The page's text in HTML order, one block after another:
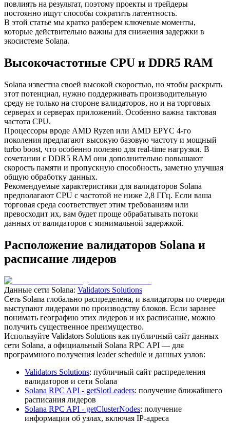
повлиять на результат, поэтому проекты и трейдеры
постоянно ищут способы сократить латентность.
В этой статье мы кратко разберем ключевые моменты,
которые действительно важны для снижения задержки в
экосистеме Solana.
Высокочастотные CPU и DDR5 RAM
Solana известна своей высокой скоростью, но чтобы раскрыть
этот потенциал, нужно поддерживать производительную
среду не только на стороне валидаторов, но и на торговых
серверах и серверах приложений. Особенно важна тактовая
частота CPU.
Процессоры вроде AMD Ryzen или AMD EPYC 4-го
поколения предлагают высокую базовую частоту и мощный
turbo boost, что особенно полезно для real-time нагрузки. В
сочетании с DDR5 RAM они дополнительно повышают
скорость памяти и пропускную способность, заметно улучшая
общую обработку данных.
Рекомендуемые характеристики для валидаторов Solana
предполагают CPU с частотой не ниже 2,8 ГГц. Если ваша
торговая среда соответствует этим требованиям или
превосходит их, вам будет проще обрабатывать потоки
данных от валидаторов с минимальной задержкой.
Расположение валидаторов Solana и
расписание лидеров
Данные сети Solana: Validators Solutions
Сеть Solana глобально распределена, и валидаторы по очереди
выступают лидерами по производству блоков. Если заранее
понимать географию этих лидеров и их расписание, можно
получить существенное преимущество.
Используйте Validators Solutions как публичный сайт данных
сети Solana, а официальный Solana RPC API — для
программного получения leader schedule и данных узлов:
Validators Solutions: публичный сайт распределения
валидаторов и сети Solana
Solana RPC API - getSlotLeaders: получение ближайшего
расписания лидеров
Solana RPC API - getClusterNodes: получение
информации об узлах, включая IP-адреса